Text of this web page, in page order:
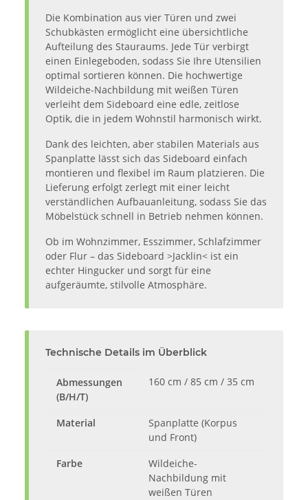
Die Kombination aus vier Türen und zwei
Schubkästen ermöglicht eine übersichtliche
Aufteilung des Stauraums. Jede Tür verbirgt
einen Einlegeboden, sodass Sie Ihre Utensilien
optimal sortieren können. Die hochwertige
Wildeiche-Nachbildung mit weißen Türen
verleiht dem Sideboard eine edle, zeitlose
Optik, die in jedem Wohnstil harmonisch wirkt.
Dank des leichten, aber stabilen Materials aus
Spanplatte lässt sich das Sideboard einfach
montieren und flexibel im Raum platzieren. Die
Lieferung erfolgt zerlegt mit einer leicht
verständlichen Aufbauanleitung, sodass Sie das
Möbelstück schnell in Betrieb nehmen können.
Ob im Wohnzimmer, Esszimmer, Schlafzimmer
oder Flur – das Sideboard >Jacklin< ist ein
echter Hingucker und sorgt für eine
aufgeräumte, stilvolle Atmosphäre.
Technische Details im Überblick
Abmessungen
(B/H/T)
160 cm / 85 cm / 35 cm
Material
Spanplatte (Korpus
und Front)
Farbe
Wildeiche-
Nachbildung mit
weißen Türen